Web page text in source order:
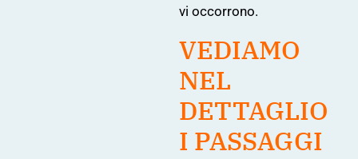
vi occorrono.
VEDIAMO
NEL
DETTAGLIO
I PASSAGGI